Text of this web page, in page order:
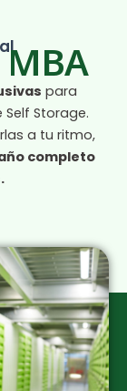
MBA
para
Storage.
a tu ritmo,
completo